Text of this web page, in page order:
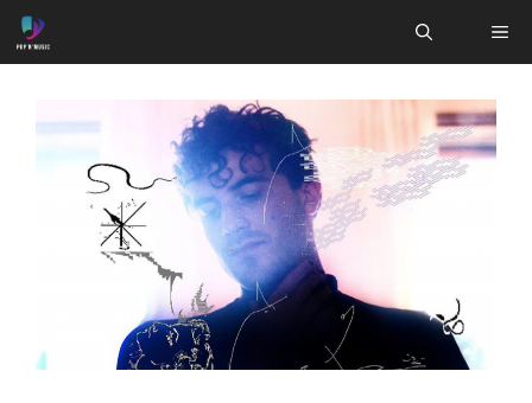
Aller
au